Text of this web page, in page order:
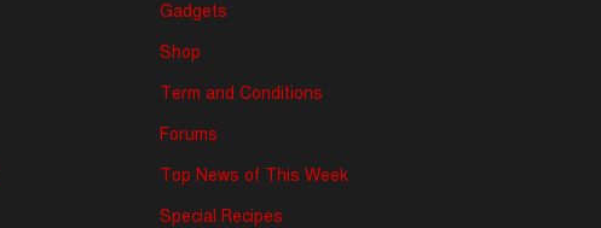
Gadgets
Shop
Term and Conditions
Forums
Top News of This Week
Special Recipes